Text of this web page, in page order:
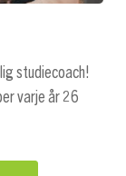
studiecoach!
varje år 26